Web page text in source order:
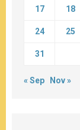
17 18
24 25
31
« Sep Nov »